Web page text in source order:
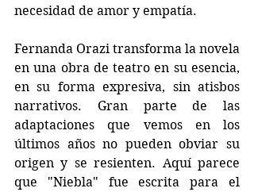
necesidad de amor y empatía.
Fernanda Orazi transforma la novela
en una obra de teatro en su esencia,
en su forma expresiva, sin atisbos
narrativos. Gran parte de las
adaptaciones que vemos en los
últimos años no pueden obviar su
origen y se resienten. Aquí parece
que "Niebla" fue escrita para el